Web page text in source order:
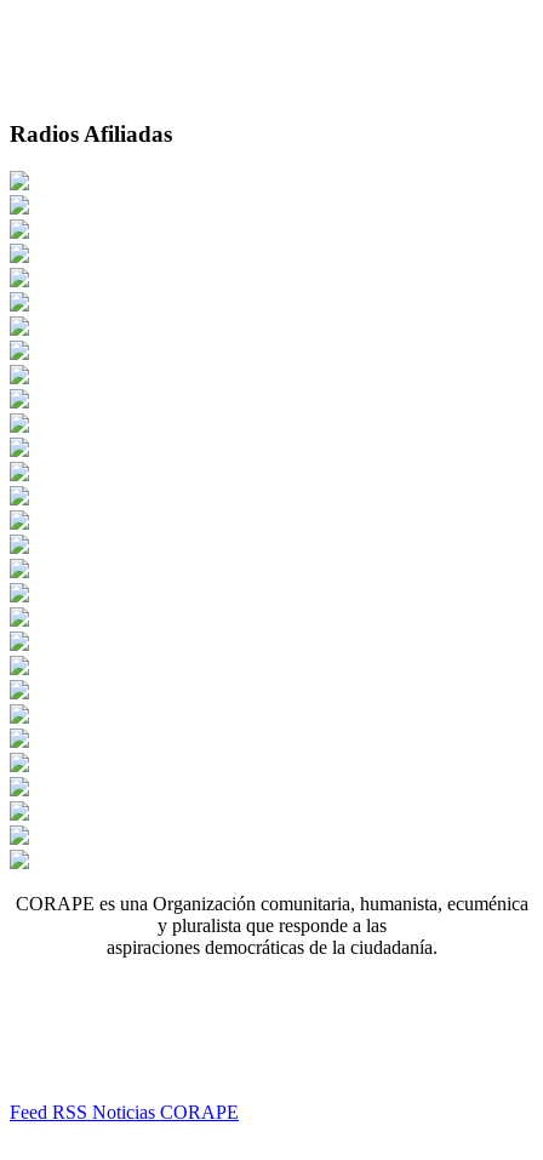
Radios Afiliadas
CORAPE es una Organización comunitaria, humanista, ecuménica
y pluralista que responde a las
aspiraciones democráticas de la ciudadanía.
Feed RSS Noticias CORAPE